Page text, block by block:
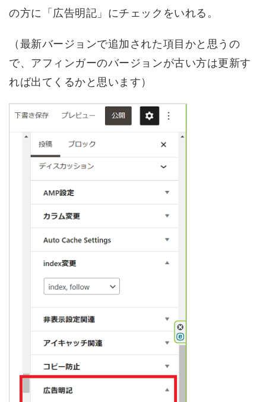
の方に「広告明記」にチェックをいれる。
（最新バージョンで追加された項目かと思うの
で、アフィンガーのバージョンが古い方は更新す
れば出てくるかと思います）